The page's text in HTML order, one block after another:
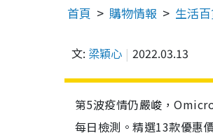
首頁 購物情報 生活
文: 梁穎心 2022.03.13
第5波疫情仍嚴峻，
每日檢測。精選13款優惠